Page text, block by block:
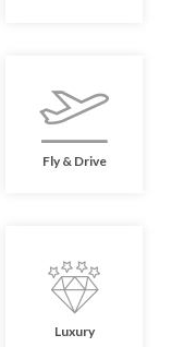
Fly & Drive
Luxury